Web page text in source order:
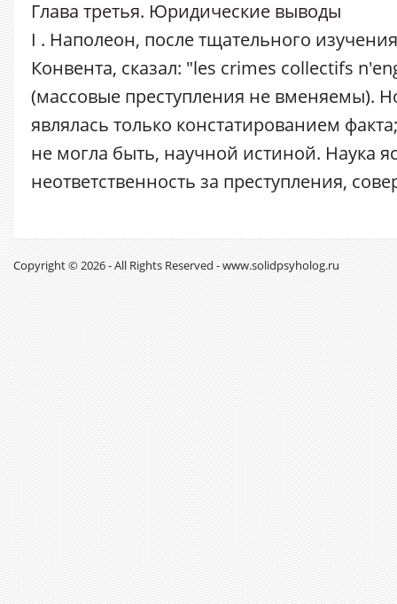
Глава третья. Юридические выводы
I . Наполеон, после тщательного
Конвента, сказал: "les crimes collectifs
(массовые преступления не вменяемы).
являлась только констатированием
не могла быть, научной истиной. Наука
неответственность за преступления,
Copyright © 2026 - All Rights Reserved - www.solidpsyholog.ru